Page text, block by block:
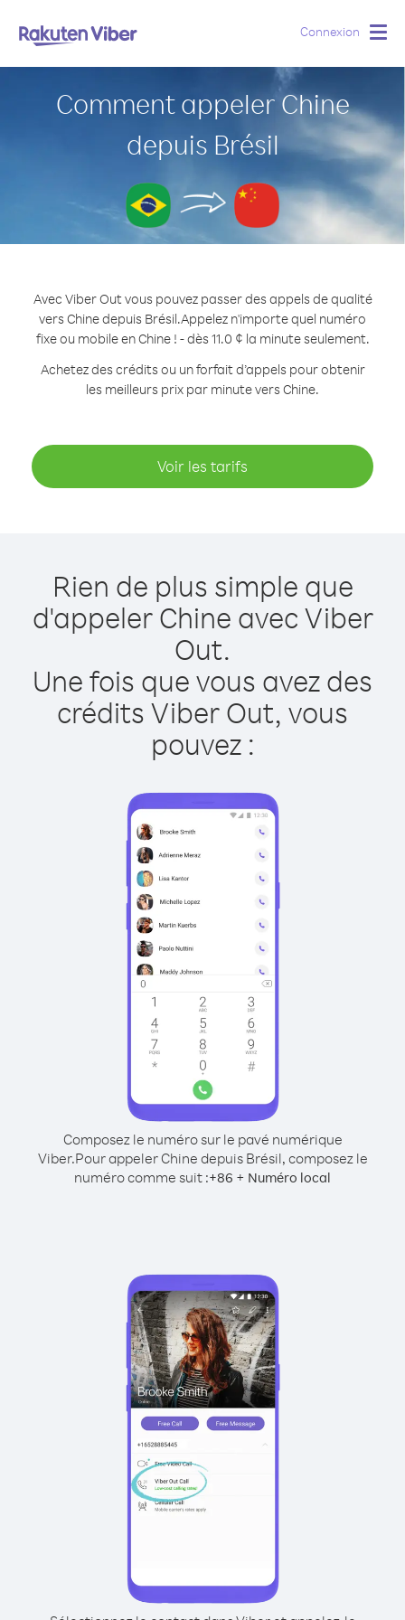
Connexion
Comment appeler Chine
depuis Brésil
Avec Viber Out vous pouvez passer des appels de qualité
vers Chine depuis Brésil.Appelez n'importe quel numéro
fixe ou mobile en Chine ! - dès 11.0 ¢ la minute seulement.
Achetez des crédits ou un forfait d’appels pour obtenir
les meilleurs prix par minute vers Chine.
Voir les tarifs
Rien de plus simple que
d'appeler Chine avec Viber
Out.
Une fois que vous avez des
crédits Viber Out, vous
pouvez :
Composez le numéro sur le pavé numérique
Viber.Pour appeler Chine depuis Brésil, composez le
numéro comme suit :+86 + Numéro local